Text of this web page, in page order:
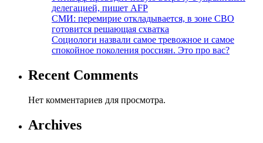
делегацией, пишет AFP
СМИ: перемирие откладывается, в зоне СВО
готовится решающая схватка
Социологи назвали самое тревожное и самое
спокойное поколения россиян. Это про вас?
Recent Comments
Нет комментариев для просмотра.
Archives